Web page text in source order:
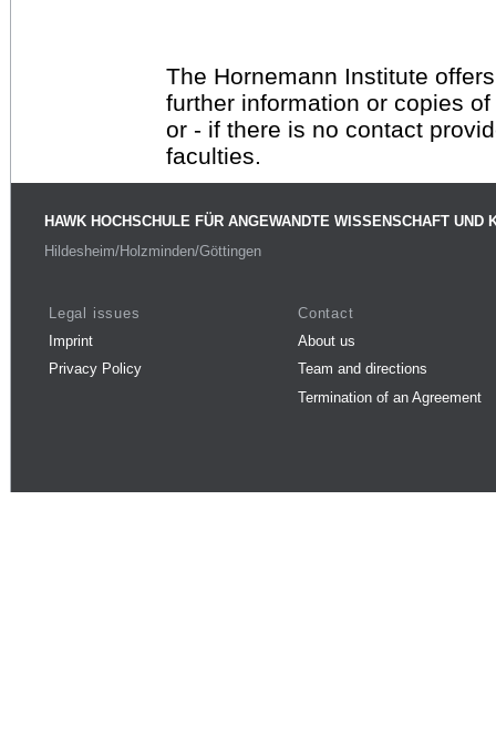
The Hornemann Institute
further information or copies
or - if there is no contact
faculties.
HAWK HOCHSCHULE FÜR ANGEWANDTE WISSENSCHAFT UND
Hildesheim/Holzminden/Göttingen
Legal issues
Imprint
Privacy Policy
Contact
About us
Team and directions
Termination of an Agreement